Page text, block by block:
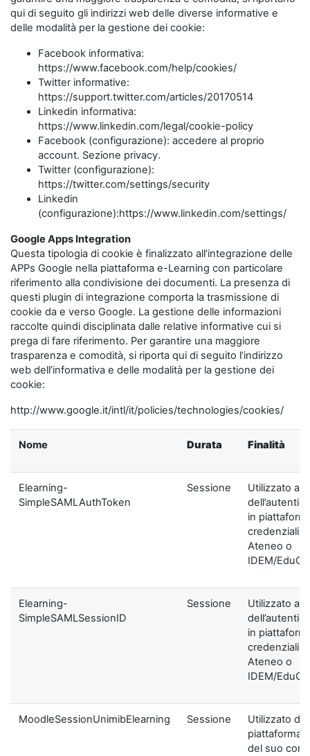
qui di seguito gli indirizzi web delle diverse informative e
delle modalità per la gestione dei cookie:
Facebook informativa:
https://www.facebook.com/help/cookies/
Twitter informative:
https://support.twitter.com/articles/20170514
Linkedin informativa:
https://www.linkedin.com/legal/cookie-policy
Facebook (configurazione): accedere al proprio
account. Sezione privacy.
Twitter (configurazione):
https://twitter.com/settings/security
Linkedin
(configurazione):https://www.linkedin.com/settings/
Google Apps Integration
Questa tipologia di cookie è finalizzato all’integrazione delle
APPs Google nella piattaforma e-Learning con particolare
riferimento alla condivisione dei documenti. La presenza di
questi plugin di integrazione comporta la trasmissione di
cookie da e verso Google. La gestione delle informazioni
raccolte quindi disciplinata dalle relative informative cui si
prega di fare riferimento. Per garantire una maggiore
trasparenza e comodità, si riporta qui di seguito l’indirizzo
web dell’informativa e delle modalità per la gestione dei
cookie:
http://www.google.it/intl/it/policies/technologies/cookies/
Nome Durata Finalità
Elearning-
SimpleSAMLAuthToken
Sessione
Utilizzato ai
in
credenziali di
Ateneo o
IDEM/
Elearning-
SimpleSAMLSessionID
Sessione
Utilizzato ai
in
credenziali di
Ateneo o
IDEM/
MoodleSessionUnimibElearning Sessione
Utilizzato
piattaforma
del suo